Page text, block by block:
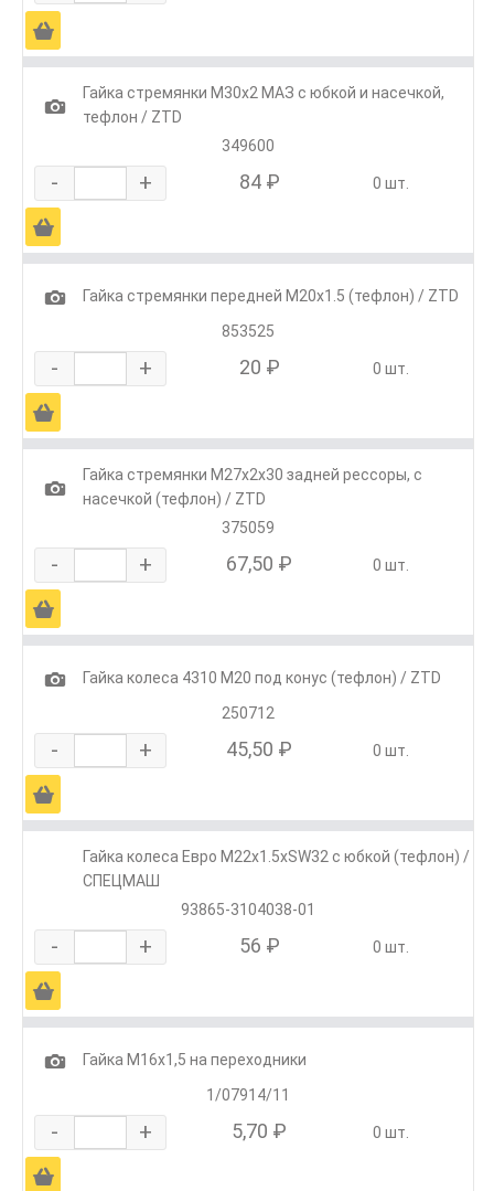
Ä
1
Гайка стремянки М30х2 МАЗ с юбкой и насечкой,
тефлон / ZTD
349600
- + 84 ₽ 0 шт.
Ä
1
Гайка стремянки передней М20х1.5 (тефлон) / ZTD
853525
- + 20 ₽ 0 шт.
Ä
1
Гайка стремянки М27х2х30 задней рессоры, с
насечкой (тефлон) / ZTD
375059
- + 67,50 ₽ 0 шт.
Ä
1
Гайка колеса 4310 М20 под конус (тефлон) / ZTD
250712
- + 45,50 ₽ 0 шт.
Ä
Гайка колеса Евро М22х1.5хSW32 с юбкой (тефлон) /
СПЕЦМАШ
93865-3104038-01
- + 56 ₽ 0 шт.
Ä
1
Гайка М16х1,5 на переходники
1/07914/11
- + 5,70 ₽ 0 шт.
Ä